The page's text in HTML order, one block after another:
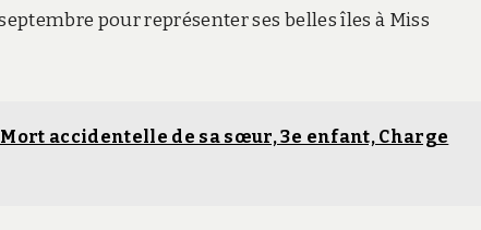
pour représenter ses belles îles à Miss
accidentelle de sa sœur, 3e enfant, Charge